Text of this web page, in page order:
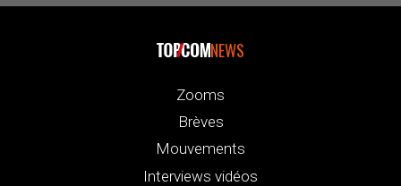
NEWS
Zooms
Brèves
Mouvements
Interviews vidéos